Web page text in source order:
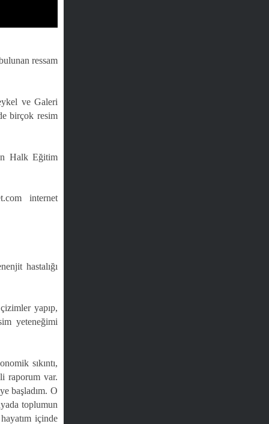
ressam
ve Galeri
birçok resim
Halk Eğitim
internet
hastalığı
yapıp,
yeteneğimi
sıkıntı,
raporum var.
başladım. O
toplumun
içinde